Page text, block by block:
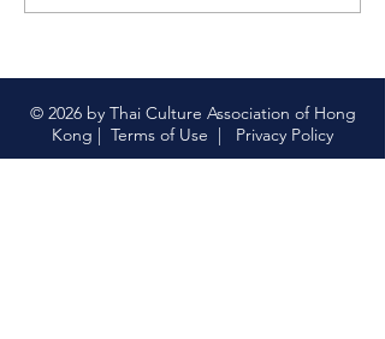
國聯通 x 香港泰國文化協
© 2026 by Thai Culture Association of Hong
Kong | Terms of Use | Privacy Policy